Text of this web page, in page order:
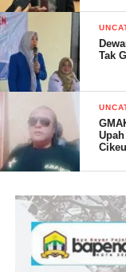
aturan,” tegasnya.
Lebih lanjut, Babay
akan terus
bentuk fungsi
“Kami berkomitmen
kebijakan
tutupnya.
Tak